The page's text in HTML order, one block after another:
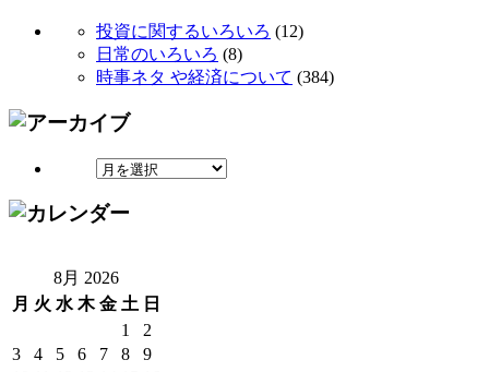
投資に関するいろいろ (12)
日常のいろいろ (8)
時事ネタ や経済について (384)
8月 2026
月 火 水 木 金 土 日
1
2
3
4 5 6 7 8
9